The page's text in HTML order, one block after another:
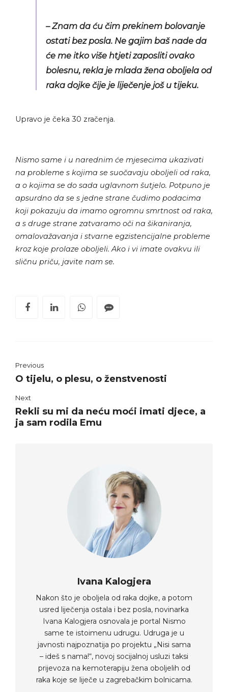
– Znam da ću čim prekinem bolovanje
ostati bez posla. Ne gajim baš nade da
će me itko više htjeti zaposliti ovako
bolesnu, rekla je mlada žena oboljela od
raka dojke čije je liječenje još u tijeku.
Upravo je čeka 30 zračenja.
Nismo same i u narednim će mjesecima ukazivati
na probleme s kojima se suočavaju oboljeli od raka,
a o kojima se do sada uglavnom šutjelo. Potpuno je
apsurdno da se s jedne strane čudimo podacima
koji pokazuju da imamo ogromnu smrtnost od raka,
a s druge strane zatvaramo oči na šikaniranja,
omalovažavanja i stvarne egzistencijalne probleme
kroz koje prolaze oboljeli. Ako i vi imate ovakvu ili
sličnu priču, javite nam se.
Previous
O tijelu, o plesu, o ženstvenosti
Next
Rekli su mi da neću moći imati djece, a
ja sam rodila Emu
Ivana Kalogjera
Nakon što je oboljela od raka dojke, a potom
usred liječenja ostala i bez posla, novinarka
Ivana Kalogjera osnovala je portal Nismo
same te istoimenu udrugu. Udruga je u
javnosti najpoznatija po projektu „Nisi sama
– ideš s nama!“, novoj socijalnoj usluzi taksi
prijevoza na kemoterapiju žena oboljelih od
raka koje se liječe u zagrebačkim bolnicama.